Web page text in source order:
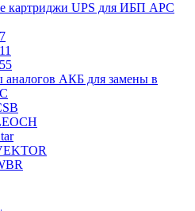
картриджи UPS для ИБП APC
аналогов АКБ для замены в